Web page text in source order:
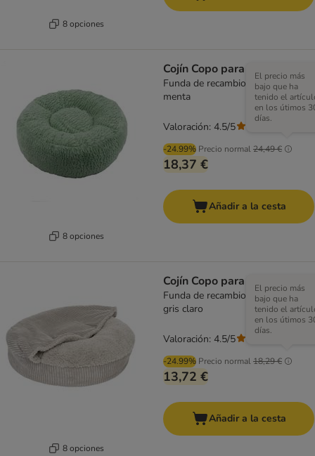
8 opciones
8 opciones
Cojín Copo para perros
Funda de recambio 90 cm (Diám),
menta
-24.99% Precio normal24,49 €
El precio más
bajo que ha
tenido el
en los útimos
días.
18,37 €
Valoración: 4.5/5
Añadir a la cesta
8 opciones
Cojín Copo para perros
Funda de recambio 65 cm (Diám),
gris claro
-24.99% Precio normal18,29 €
El precio más
bajo que ha
tenido el
en los útimos
días.
13,72 €
Valoración: 4.5/5
Añadir a la cesta